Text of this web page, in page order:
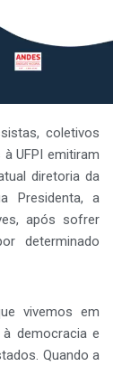
coletivos
UFPI emitiram
diretoria da
Presidenta, a
após sofrer
determinado
vivemos em
democracia e
Quando a